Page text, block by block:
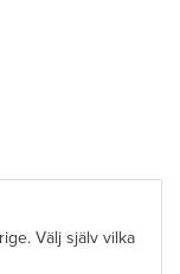
Välj själv vilka